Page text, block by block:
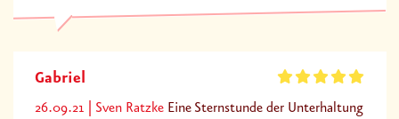
Gabriel
26.09.21 Sven Ratzke Eine Sternstunde der Unterhaltung